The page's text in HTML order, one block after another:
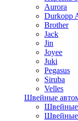
Aurora
Durkopp
Brother
Jack
Jin
Joyee
Juki
Pegasus
Siruba
Velles
Швейные
Швейные
Швейные